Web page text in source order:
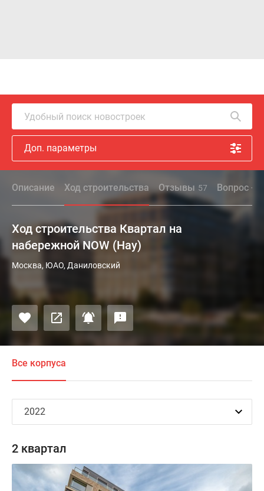
Удобный поиск новостроек
Доп. параметры
Описание Ход строительства Отзывы 57 Вопрос -
Ход строительства Квартал на
набережной NOW (Нау)
Москва, ЮАО, Даниловский
Все корпуса
2 квартал